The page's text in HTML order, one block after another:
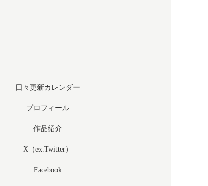
日々更新カレンダー
プロフィール
作品紹介
X（ex.Twitter）
Facebook